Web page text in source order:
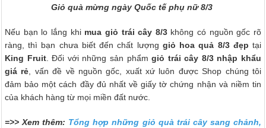
Giỏ quà mừng ngày Quốc tế phụ nữ 8/3
Nếu bạn lo lắng khi mua giỏ trái cây 8/3không có nguồn gốc rõ
ràng, thì bạn chưa biết đến chất lượng giỏ hoa quả 8/3 đẹp tại
King Fruit. Đối với những sản phẩmgiỏ trái cây 8/3 nhập khẩu
giá rẻ, vấn đề về nguồn gốc, xuất xứ luôn được Shop chúng tôi
đảm bảo một cách đầy đủ nhất về giấy tờ chứng nhận và niềm tin
của khách hàng từ mọi miền đất nước.
=>> Xem thêm: Tổng hợp những giỏ quà trái cây sang chảnh,